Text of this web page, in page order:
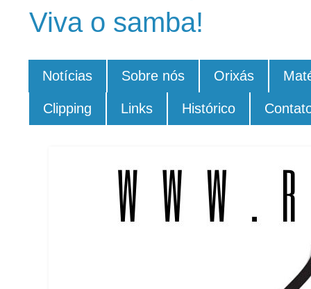
Viva o samba!
Notícias Sobre nós Orixás
Clipping Links Histórico